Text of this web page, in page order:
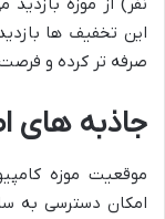
این تخفیف ها
صرفه تر کرده و فرصت
جاذبه های
موقعیت موزه
امکان دسترسی به